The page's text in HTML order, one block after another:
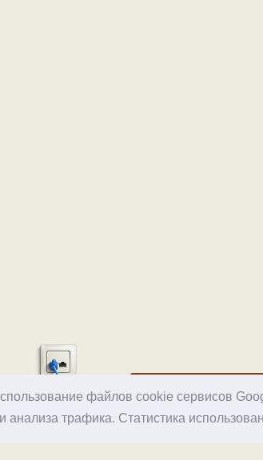
файлов cookie сервисов
трафика. Статистика